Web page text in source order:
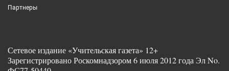
Партнеры
Сетевое издание «Учительская газета» 12+
Зарегистрировано Роскомнадзором 6 июля 2012 года Эл No.